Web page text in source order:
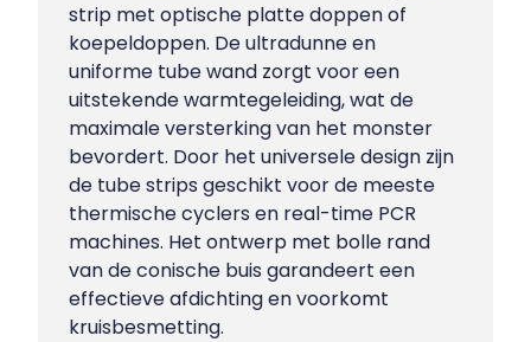
strip met optische platte doppen of
koepeldoppen. De ultradunne en
uniforme tube wand zorgt voor een
uitstekende warmtegeleiding, wat de
maximale versterking van het monster
bevordert. Door het universele design zijn
de tube strips geschikt voor de meeste
thermische cyclers en real-time PCR
machines. Het ontwerp met bolle rand
van de conische buis garandeert een
effectieve afdichting en voorkomt
kruisbesmetting.